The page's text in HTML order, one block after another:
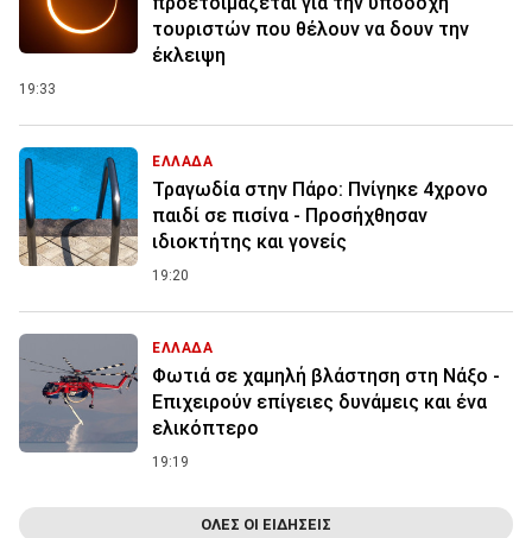
τουριστών που θέλουν να δουν την
έκλειψη
19:33
ΕΛΛΑΔΑ
Τραγωδία στην Πάρο: Πνίγηκε 4χρονο
παιδί σε πισίνα - Προσήχθησαν
ιδιοκτήτης και γονείς
19:20
ΕΛΛΑΔΑ
Φωτιά σε χαμηλή βλάστηση στη Νάξο -
Επιχειρούν επίγειες δυνάμεις και ένα
ελικόπτερο
19:19
ΟΛΕΣ ΟΙ ΕΙΔΗΣΕΙΣ